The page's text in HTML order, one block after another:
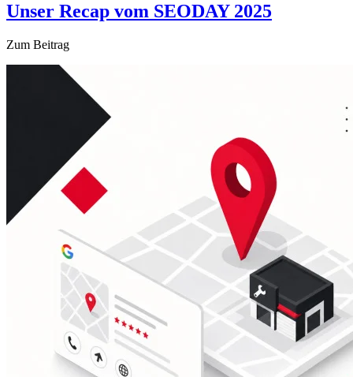
Unser Recap vom SEODAY 2025
Zum Beitrag